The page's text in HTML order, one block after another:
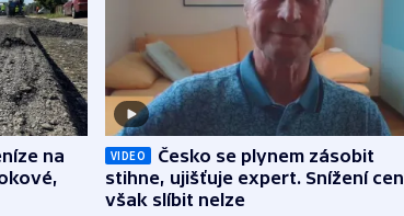
na
VIDEO
Česko se plynem zásobit
stihne, ujišťuje expert. Snížení cen
však slíbit nelze